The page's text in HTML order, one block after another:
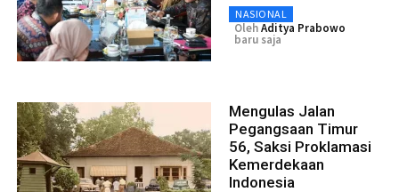
NASIONAL
OlehAditya Prabowo
baru saja
Mengulas Jalan
Pegangsaan Timur
56, Saksi Proklamasi
Kemerdekaan
Indonesia